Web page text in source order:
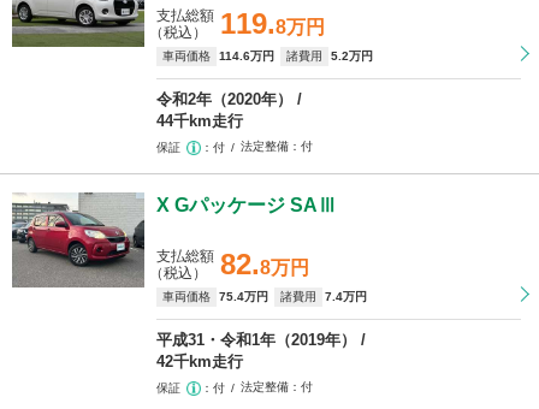
119.8万円
支払総額
（税込）
車両価格 114 .6万円 諸費用 5 .2万円
令和2年（2020年）
44千km走行
保証 付 法定整備 付
X Gパッケージ SAⅢ
82.8万円
支払総額
（税込）
車両価格 75 .4万円 諸費用 7 .4万円
平成31・令和1年（2019年）
42千km走行
保証 付 法定整備 付